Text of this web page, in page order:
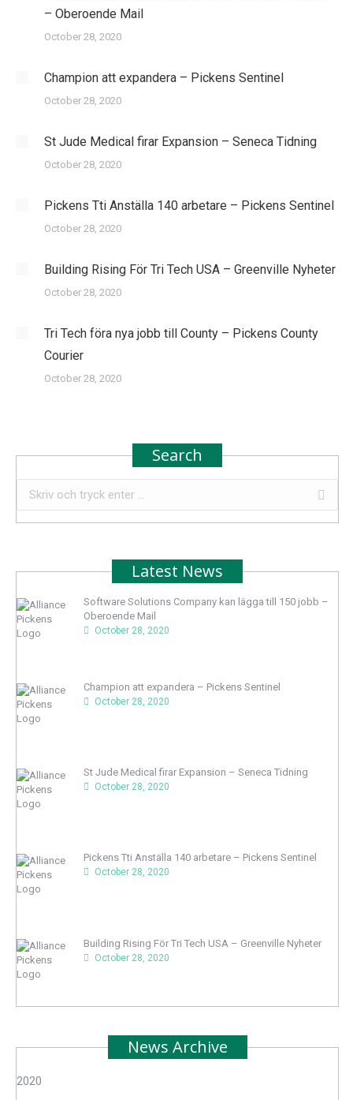
– Oberoende Mail
October 28, 2020
Champion att expandera – Pickens Sentinel
October 28, 2020
St Jude Medical firar Expansion – Seneca Tidning
October 28, 2020
Pickens Tti Anställa 140 arbetare – Pickens Sentinel
October 28, 2020
Building Rising För Tri Tech USA – Greenville Nyheter
October 28, 2020
Tri Tech föra nya jobb till County – Pickens County
Courier
October 28, 2020
Search
Search:
Latest News
Software Solutions Company kan lägga till 150 jobb –
Oberoende Mail
October 28, 2020
Champion att expandera – Pickens Sentinel
October 28, 2020
St Jude Medical firar Expansion – Seneca Tidning
October 28, 2020
Pickens Tti Anställa 140 arbetare – Pickens Sentinel
October 28, 2020
Building Rising För Tri Tech USA – Greenville Nyheter
October 28, 2020
News Archive
2020